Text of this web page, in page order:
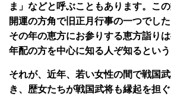
ま」などと呼ぶこともあります。こ
開運の方角で旧正月行事の一つでし
その年の恵方にお参りする恵方詣りは
年配の方を中心に知る人ぞ知るという
それが、近年、若い女性の間で戦国
き、歴女たちが戦国武将も縁起を担